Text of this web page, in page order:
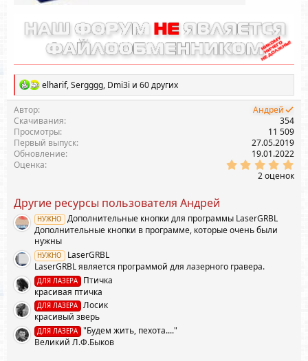
Р
е
а
к
ц
и
и
:
elharif,Sergggg, Dmi3i и 60 других
Автор
Андрей
Скачивания
354
Просмотры
11 509
Первый выпуск
27.05.2019
Обновление
19.01.2022
Оценка
.
2 оценок
Другие ресурсы пользователя Андрей
НУЖНО
Дополнительные кнопки для программы LaserGRBL
Дополнительные кнопки в программе, которые очень были
нужны
НУЖНО
LaserGRBL
LaserGRBL является программой для лазерного гравера.
ДЛЯ ЛАЗЕРА
Птичка
красивая птичка
ДЛЯ ЛАЗЕРА
Лосик
красивый зверь
ДЛЯ ЛАЗЕРА
"Будем жить, пехота...."
Великий Л.Ф.Быков